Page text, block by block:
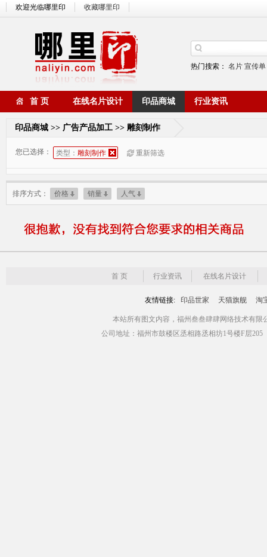
欢迎光临哪里印 收藏哪里印
热门搜索： 名片 宣传单
首 页 在线名片设计 印品商城 行业资讯
印品商城 >> 广告产品加工 >> 雕刻制作
您已选择： 类型： 雕刻制作 重新筛选
排序方式： 价格 销量 人气
首 页 行业资讯 在线名片设计
友情链接: 印品世家 天猫旗舰 淘
本站所有图文内容，福州叁叁肆肆网络技术有限
公司地址：福州市鼓楼区丞相路丞相坊1号楼F层